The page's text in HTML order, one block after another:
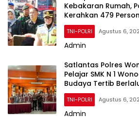
Kebakaran Rumah,
Kerahkan 479
Siaga
TNI-POLRI Agustus 6,
Admin
Satlantas Polres
Pelajar SMK N 1
Budaya Tertib
TNI-POLRI Agustus 6,
Admin